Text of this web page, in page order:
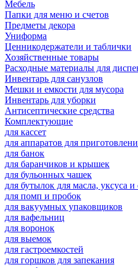
Мебель
Папки для меню и счетов
Предметы декора
Униформа
Ценникодержатели и таблички
Хозяйственные товары
Расходные материалы для
Инвентарь для санузлов
Мешки и емкости для мусора
Инвентарь для уборки
Антисептические средства
Комплектующие
для кассет
для аппаратов для
для банок
для баранчиков и крышек
для бульонных чашек
для бутылок для масла, уксуса и
для помп и пробок
для вакуумных упаковщиков
для вафельниц
для воронок
для выемок
для гастроемкостей
для горшков для запекания